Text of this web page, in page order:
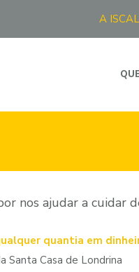
A ISCAL
nos ajudar a cuidar
quantia em
Santa Casa de Londrina